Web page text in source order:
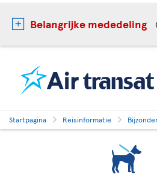
Belangrijke mededeling
Startpagina Reisinformatie